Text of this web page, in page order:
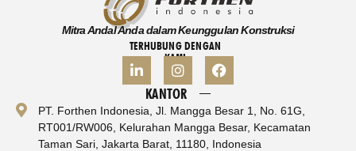
Mitra Andal Anda dalam Keunggulan Konstruksi
TERHUBUNG DENGAN
KAMI
KANTOR
PT. Forthen Indonesia, Jl. Mangga Besar 1, No. 61G,
RT001/RW006, Kelurahan Mangga Besar, Kecamatan
Taman Sari, Jakarta Barat, 11180, Indonesia